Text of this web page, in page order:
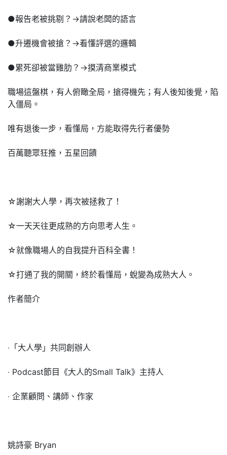
●報告老被挑剔？→請說老闆的語言
●升遷機會被搶？→看懂評選的邏輯
●累死卻被當雞肋？→摸清商業模式
職場這盤棋，有人俯瞰全局，搶得機先；有人後知後覺，陷
入僵局。
唯有退後一步，看懂局，方能取得先行者優勢
百萬聽眾狂推，五星回饋
☆謝謝大人學，再次被拯救了！
☆一天天往更成熟的方向思考人生。
☆就像職場人的自我提升百科全書！
☆打通了我的開關，終於看懂局，蛻變為成熟大人。
作者簡介
‧「大人學」共同創辦人
‧ Podcast節目《大人的Small Talk》主持人
‧ 企業顧問、講師、作家
姚詩豪 Bryan